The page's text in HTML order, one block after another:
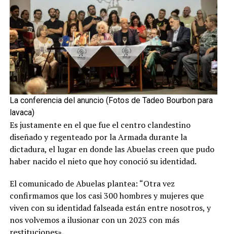
La conferencia del anuncio (Fotos de Tadeo Bourbon para
lavaca)
Es justamente en el que fue el centro clandestino
diseñado y regenteado por la Armada durante la
dictadura, el lugar en donde las Abuelas creen que pudo
haber nacido el nieto que hoy conoció su identidad.
El comunicado de Abuelas plantea: “Otra vez
confirmamos que los casi 300 hombres y mujeres que
viven con su identidad falseada están entre nosotros, y
nos volvemos a ilusionar con un 2023 con más